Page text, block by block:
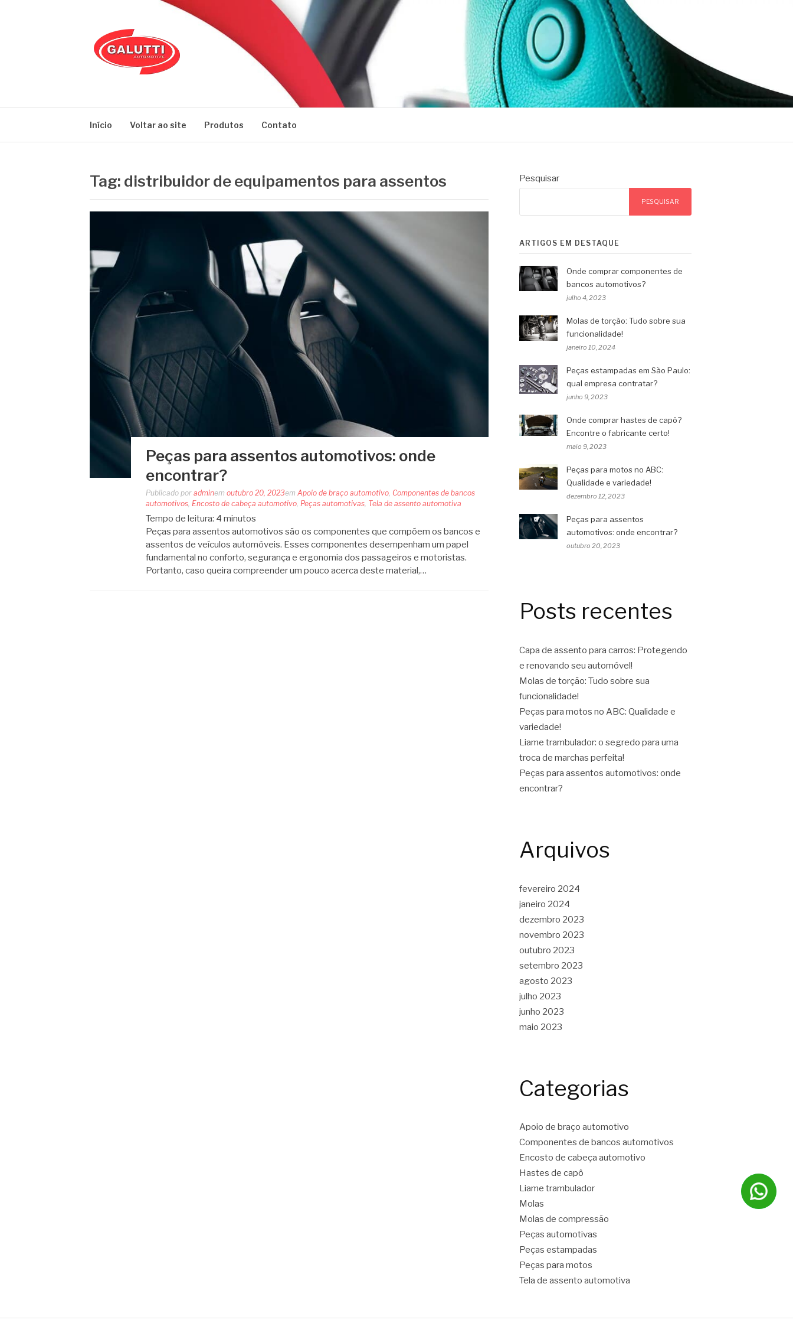
Início Voltar ao site Produtos Contato
Tag: distribuidor de equipamentos para assentos
Peças para assentos automotivos: onde
encontrar?
Publicado por adminem outubro 20, 2023em Apoio de braço automotivo, Componentes de bancos
automotivos, Encosto de cabeça automotivo, Peças automotivas, Tela de assento automotiva
Tempo de leitura: 4 minutos
Peças para assentos automotivos são os componentes que compõem os bancos e
assentos de veículos automóveis. Esses componentes desempenham um papel
fundamental no conforto, segurança e ergonomia dos passageiros e motoristas.
Portanto, caso queira compreender um pouco acerca deste material,…
Pesquisar
PESQUISAR
ARTIGOS EM DESTAQUE
Onde comprar componentes de
bancos automotivos?
julho 4, 2023
Molas de torção: Tudo sobre sua
funcionalidade!
janeiro 10, 2024
Peças estampadas em São Paulo:
qual empresa contratar?
junho 9, 2023
Onde comprar hastes de capô?
Encontre o fabricante certo!
maio 9, 2023
Peças para motos no ABC:
Qualidade e variedade!
dezembro 12, 2023
Peças para assentos
automotivos: onde encontrar?
outubro 20, 2023
Posts recentes
Capa de assento para carros: Protegendo
e renovando seu automóvel!
Molas de torção: Tudo sobre sua
funcionalidade!
Peças para motos no ABC: Qualidade e
variedade!
Liame trambulador: o segredo para uma
troca de marchas perfeita!
Peças para assentos automotivos: onde
encontrar?
Arquivos
fevereiro 2024
janeiro 2024
dezembro 2023
novembro 2023
outubro 2023
setembro 2023
agosto 2023
julho 2023
junho 2023
maio 2023
Categorias
Apoio de braço automotivo
Componentes de bancos automotivos
Encosto de cabeça automotivo
Hastes de capô
Liame trambulador
Molas
Molas de compressão
Peças automotivas
Peças estampadas
Peças para motos
Tela de assento automotiva